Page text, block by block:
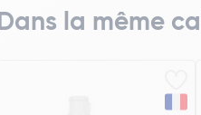
Dans la même